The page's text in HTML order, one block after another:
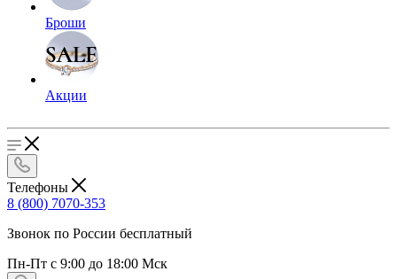
Броши
Акции
Телефоны
8 (800) 7070-353
Звонок по России бесплатный
Пн-Пт с 9:00 до 18:00 Мск